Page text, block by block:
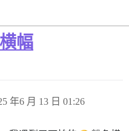
幅
年6 月 13 日 01:26